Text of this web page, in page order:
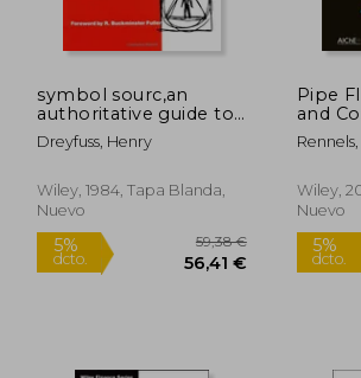
€
€
5%
dcto.
64,94 €
61,69 €
symbol sourc,an
authoritative guide to
international graphic
symbols (en Inglés)
Dreyfuss, Henry
Wiley, 1984, Tapa Blanda,
Nuevo
Pipe
and
Guide
Wiley,
Nuevo